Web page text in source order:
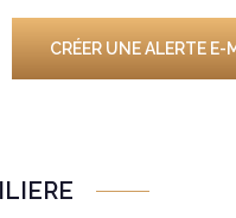
CRÉER UNE ALERTE E-